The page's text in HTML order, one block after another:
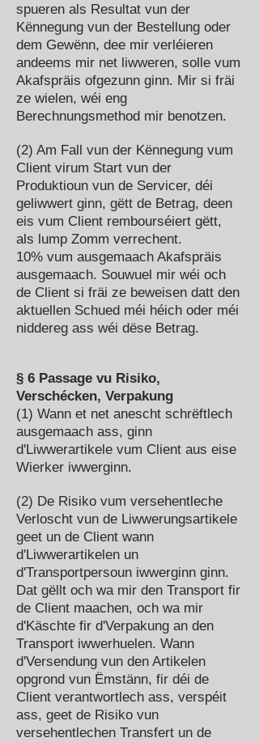
spueren als Resultat vun der
Kënnegung vun der Bestellung oder
dem Gewënn, dee mir verléieren
andeems mir net liwweren, solle vum
Akafspräis ofgezunn ginn. Mir si fräi
ze wielen, wéi eng
Berechnungsmethod mir benotzen.
(2) Am Fall vun der Kënnegung vum
Client virum Start vun der
Produktioun vun de Servicer, déi
geliwwert ginn, gëtt de Betrag, deen
eis vum Client rembourséiert gëtt,
als lump Zomm verrechent.
10% vum ausgemaach Akafspräis
ausgemaach. Souwuel mir wéi och
de Client si fräi ze beweisen datt den
aktuellen Schued méi héich oder méi
niddereg ass wéi dëse Betrag.
§ 6 Passage vu Risiko,
Verschécken, Verpakung
(1) Wann et net anescht schrëftlech
ausgemaach ass, ginn
d'Liwwerartikele vum Client aus eise
Wierker iwwerginn.
(2) De Risiko vum versehentleche
Verloscht vun de Liwwerungsartikele
geet un de Client wann
d'Liwwerartikelen un
d'Transportpersoun iwwerginn ginn.
Dat gëllt och wa mir den Transport fir
de Client maachen, och wa mir
d'Käschte fir d'Verpakung an den
Transport iwwerhuelen. Wann
d'Versendung vun den Artikelen
opgrond vun Ëmstänn, fir déi de
Client verantwortlech ass, verspéit
ass, geet de Risiko vun
versehentlechen Transfert un de